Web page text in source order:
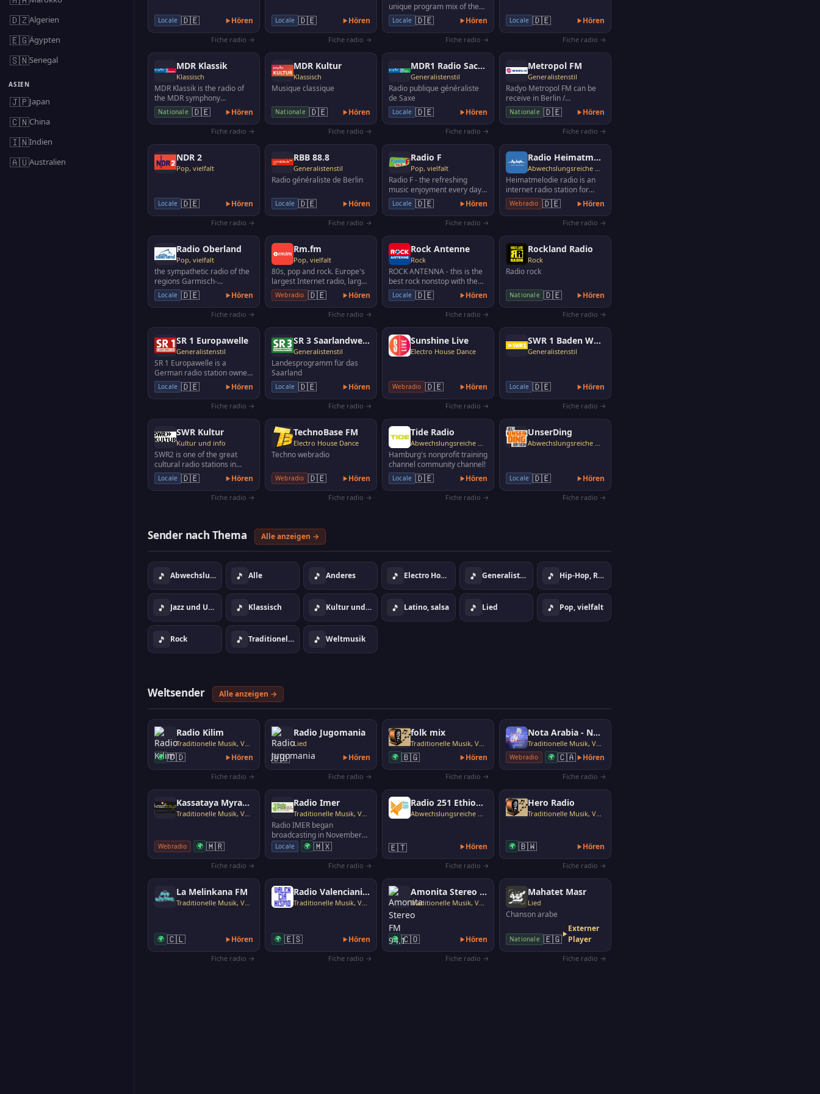
🇩🇿Algerien
🇪🇬Ägypten
🇸🇳Senegal
ASIEN
🇯🇵Japan
🇨🇳China
🇮🇳Indien
🇦🇺Australien
Locale 🇩🇪 Hören
Fiche radio →
Locale 🇩🇪 Hören
Fiche radio →
unique program mix of the
most beautiful classical hits,
the best film…
Locale 🇩🇪 Hören
Fiche radio →
Locale 🇩🇪 Hören
Fiche radio →
MDR Klassik
Klassisch
MDR Klassik is the radio of
the MDR symphony
orchestra, the MDR radio
choir, the MDR children's c…
Nationale 🇩🇪 Hören
Fiche radio →
MDR Kultur
Klassisch
Musique classique
Nationale 🇩🇪 Hören
Fiche radio →
MDR1 Radio Sachsen
Generalistenstil
Radio publique généraliste
de Saxe
Locale 🇩🇪 Hören
Fiche radio →
Metropol FM
Generalistenstil
Radyo Metropol FM can be
receive in Berlin /
Brandenburg: 101.9,
Mannheim / Ludwigshafen:
88.3, M…
Nationale 🇩🇪 Hören
Fiche radio →
NDR 2
Pop, vielfalt
Locale 🇩🇪 Hören
Fiche radio →
RBB 88.8
Generalistenstil
Radio généraliste de Berlin
Locale 🇩🇪 Hören
Fiche radio →
Radio F
Pop, vielfalt
Radio F - the refreshing
music enjoyment every day.
In addition all information
from Franconia an…
Locale 🇩🇪 Hören
Fiche radio →
Radio Heimatmelodie
Abwechslungsreiche Musik
Heimatmelodie radio is an
internet radio station for
german folk music, popular
music and popular…
Webradio 🇩🇪 Hören
Fiche radio →
Radio Oberland
Pop, vielfalt
the sympathetic radio of the
regions Garmisch-
Partenkirchen, Weilheim -
Schongau and the adjacent…
Locale 🇩🇪 Hören
Fiche radio →
Rm.fm
Pop, vielfalt
80s, pop and rock. Europe's
largest Internet radio, large
selection of music
Webradio 🇩🇪 Hören
Fiche radio →
Rock Antenne
Rock
ROCK ANTENNA - this is the
best rock nonstop with the
biggest rock songs ever. This
exciting acti…
Locale 🇩🇪 Hören
Fiche radio →
Rockland Radio
Rock
Radio rock
Nationale 🇩🇪 Hören
Fiche radio →
SR 1 Europawelle
Generalistenstil
SR 1 Europawelle is a
German radio station owned
by Saarländischer Rundfunk,
the public broadcas…
Locale 🇩🇪 Hören
Fiche radio →
SR 3 Saarlandwelle
Generalistenstil
Landesprogramm für das
Saarland
Locale 🇩🇪 Hören
Fiche radio →
Sunshine Live
Electro House Dance
Webradio 🇩🇪 Hören
Fiche radio →
SWR 1 Baden Württemberg
Generalistenstil
Locale 🇩🇪 Hören
Fiche radio →
SWR Kultur
Kultur und info
SWR2 is one of the great
cultural radio stations in
Germany with exciting
science programs, polit…
Locale 🇩🇪 Hören
Fiche radio →
TechnoBase FM
Electro House Dance
Techno webradio
Webradio 🇩🇪 Hören
Fiche radio →
Tide Radio
Abwechslungsreiche Musik
Hamburg's nonprofit training
channel community channel!
Locale 🇩🇪 Hören
Fiche radio →
UnserDing
Abwechslungsreiche Musik
Locale 🇩🇪 Hören
Fiche radio →
Sender nach Thema Alle anzeigen →
🎵 Abwechslungsreiche Musik 🎵 Alle 🎵 Anderes 🎵 Electro House Dance 🎵 Generalistenstil 🎵 Hip-Hop, Rap, Urban
🎵 Jazz und Umgebung 🎵 Klassisch 🎵 Kultur und info 🎵 Latino, salsa 🎵 Lied 🎵 Pop, vielfalt
🎵 Rock 🎵 Traditionelle Musik, Volksmusik 🎵 Weltmusik
Weltsender Alle anzeigen →
Radio Kilim
Traditionelle Musik, Volksmusik
🌍 🇨🇩 Hören
Fiche radio →
Radio Jugomania
Lied
🇧🇬 Hören
Fiche radio →
folk mix
Traditionelle Musik, Volksmusik
🌍 🇧🇬 Hören
Fiche radio →
Nota Arabia - Nota Loubnania
Traditionelle Musik, Volksmusik
Webradio 🌍 🇨🇦 Hören
Fiche radio →
Kassataya Myradio
Traditionelle Musik, Volksmusik
Webradio 🌍 🇲🇷
Fiche radio →
Radio Imer
Traditionelle Musik, Volksmusik
Radio IMER began
broadcasting in November
1988 from the city of
Comitán, in Chiapas, one of
Locale 🌍 🇲🇽
Fiche radio →
Radio 251 Ethiopia
Abwechslungsreiche Musik
🇪🇹 Hören
Fiche radio →
Hero Radio
Traditionelle Musik, Volksmusik
🌍 🇧🇼 Hören
Fiche radio →
La Melinkana FM
Traditionelle Musik, Volksmusik
🌍 🇨🇱 Hören
Fiche radio →
Radio Valencianismo
Traditionelle Musik, Volksmusik
🌍 🇪🇸 Hören
Fiche radio →
Amonita Stereo FM 94.1
Traditionelle Musik, Volksmusik
🌍 🇨🇴 Hören
Fiche radio →
Mahatet Masr
Lied
Chanson arabe
Nationale 🇪🇬
Externer
Player
Fiche radio →